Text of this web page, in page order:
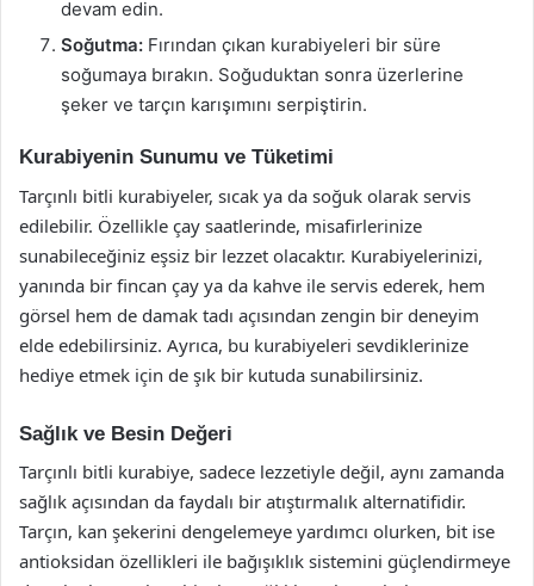
devam edin.
Soğutma: Fırından çıkan kurabiyeleri bir süre
soğumaya bırakın. Soğuduktan sonra üzerlerine
şeker ve tarçın karışımını serpiştirin.
Kurabiyenin Sunumu ve Tüketimi
Tarçınlı bitli kurabiyeler, sıcak ya da soğuk olarak servis
edilebilir. Özellikle çay saatlerinde, misafirlerinize
sunabileceğiniz eşsiz bir lezzet olacaktır. Kurabiyelerinizi,
yanında bir fincan çay ya da kahve ile servis ederek, hem
görsel hem de damak tadı açısından zengin bir deneyim
elde edebilirsiniz. Ayrıca, bu kurabiyeleri sevdiklerinize
hediye etmek için de şık bir kutuda sunabilirsiniz.
Sağlık ve Besin Değeri
Tarçınlı bitli kurabiye, sadece lezzetiyle değil, aynı zamanda
sağlık açısından da faydalı bir atıştırmalık alternatifidir.
Tarçın, kan şekerini dengelemeye yardımcı olurken, bit ise
antioksidan özellikleri ile bağışıklık sistemini güçlendirmeye